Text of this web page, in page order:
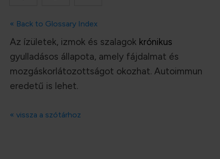
« Back to Glossary Index
Az ízületek, izmok és szalagok krónikus
gyulladásos állapota, amely fájdalmat és
mozgáskorlátozottságot okozhat. Autoimmun
eredetű is lehet.
« vissza a szótárhoz